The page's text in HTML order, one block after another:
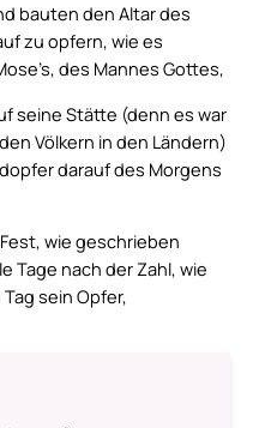
bauten den Altar des
zu opfern, wie es
des Mannes Gottes,
seine Stätte (denn es war
Völkern in den Ländern)
darauf des Morgens
wie geschrieben
Tage nach der Zahl, wie
sein Opfer,